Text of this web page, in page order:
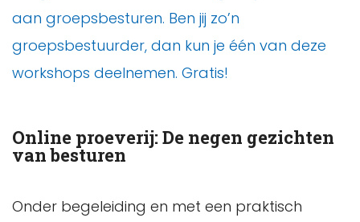
aan groepsbesturen. Ben jij zo’n
groepsbestuurder, dan kun je één van deze
workshops deelnemen. Gratis!
Online proeverij: De negen gezichten
van besturen
Onder begeleiding en met een praktisch